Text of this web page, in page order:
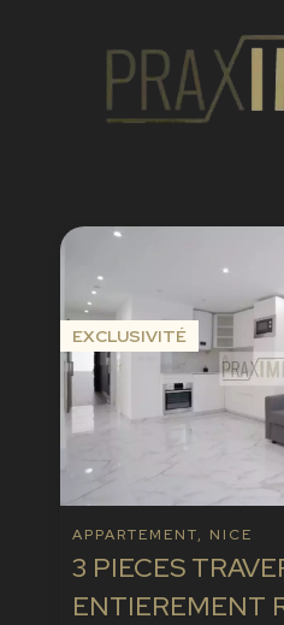
APPARTEMENT, NICE
3 PIECES
ENTIEREMENT
EXCLUSIVITÉ